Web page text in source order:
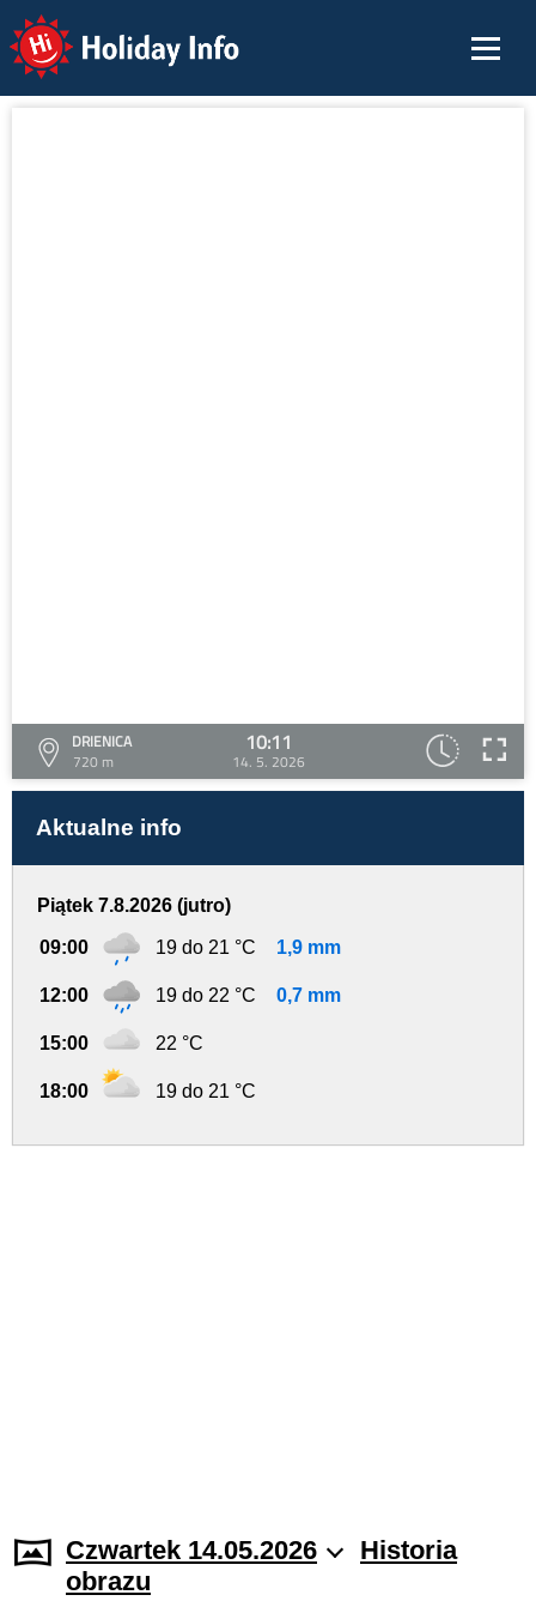
Holiday Info
DRIENICA
720 m
10:11
14. 5. 2026
Aktualne info
Piątek 7.8.2026 (jutro)
09:00 19 do 21 °C 1,9 mm
12:00 19 do 22 °C 0,7 mm
15:00 22 °C
18:00 19 do 21 °C
Czwartek 14.05.2026
Historia
obrazu